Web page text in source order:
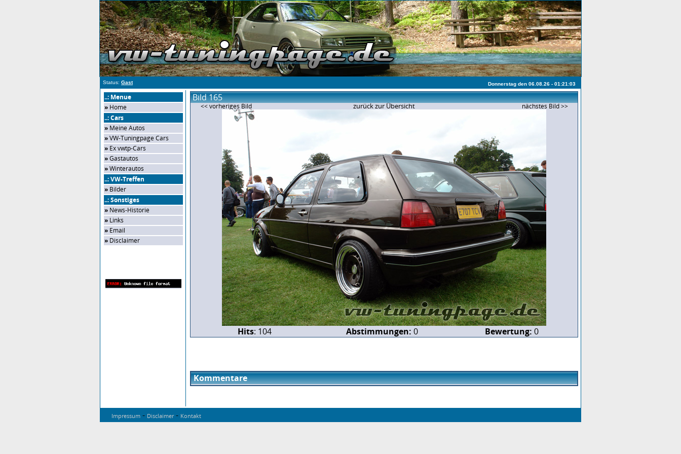
Status: Gast Donnerstag den 06.08.26 - 01:21:03
..: Menue
» Home
..: Cars
» Meine Autos
»VW-Tuningpage Cars
» Ex vwtp-Cars
»Gastautos
»Winterautos
..: VW-Treffen
» Bilder
..: Sonstiges
» News-Historie
» Links
» Email
» Disclaimer
Bild 165
<< vorheriges Bild zurück zur Übersicht nächstes Bild >>
Hits: 104 Abstimmungen: 0 Bewertung: 0
Kommentare
Impressum - Disclaimer- Kontakt